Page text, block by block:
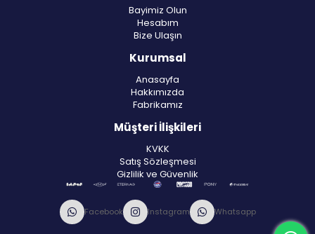
Bayimiz Olun
Hesabım
Bize Ulaşın
Kurumsal
Anasayfa
Hakkımızda
Fabrikamız
Müşteri İlişkileri
KVKK
Satış Sözleşmesi
Gizlilik ve Güvenlik
Facebook Instagram Whatsapp